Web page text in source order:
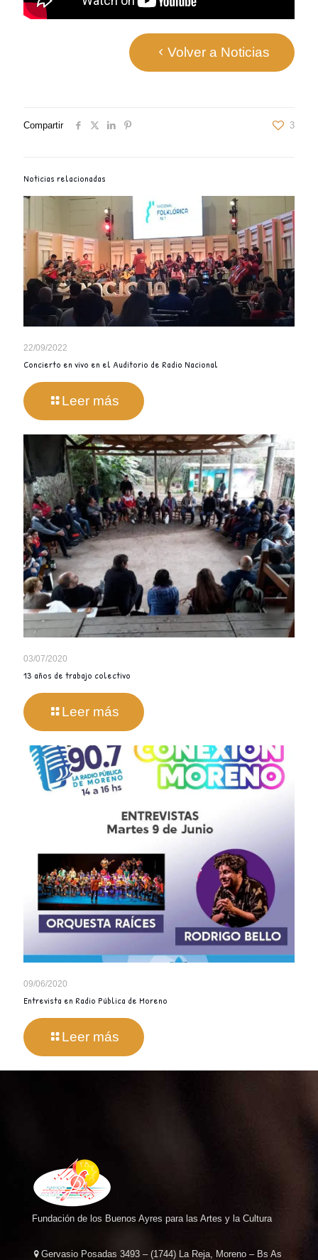
Volver a Noticias
Compartir 3
Noticias relacionadas
22/09/2022
Concierto en vivo en el Auditorio de Radio Nacional
Leer más
03/07/2020
13 años de trabajo colectivo
Leer más
09/06/2020
Entrevista en Radio Pública de Moreno
Leer más
Fundación de los Buenos Ayres para las Artes y la Cultura
Gervasio Posadas 3493 – (1744) La Reja, Moreno – Bs As